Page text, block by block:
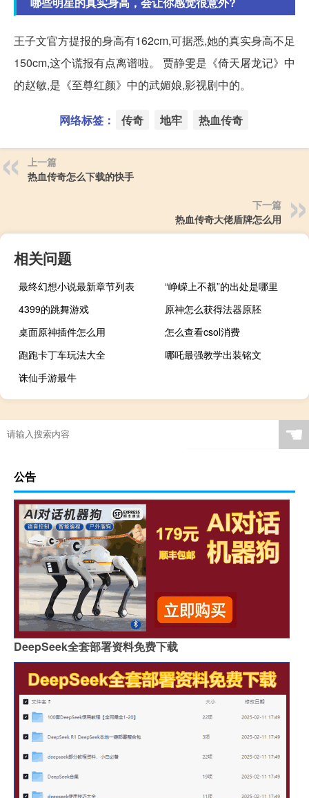
王子文官方提报的身高有162cm,可据悉,她的真实身高不足
150cm,这个谎报有点离谱啦。 贾静雯是《倚天屠龙记》中
的赵敏,是《至尊红颜》中的武媚娘,影视剧中的。
网络标签： 传奇 地牢 热血传奇
上一篇
热血传奇怎么下载的快手
下一篇
热血传奇大佬盾牌怎么用
相关问题
最终幻想小说最新章节列表
“峥嵘上不覩”的出处是哪里
4399的跳舞游戏
原神怎么获得法器原胚
桌面原神插件怎么用
怎么查看csol消费
跑跑卡丁车玩法大全
哪吒最强教学出装铭文
诛仙手游最牛
☚
公告
DeepSeek全套部署资料免费下载